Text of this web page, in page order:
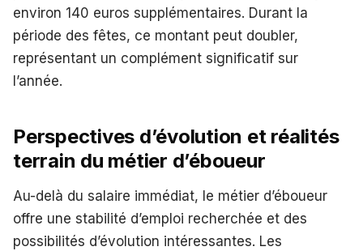
environ 140 euros supplémentaires. Durant la
période des fêtes, ce montant peut doubler,
représentant un complément significatif sur
l’année.
Perspectives d’évolution et réalités
terrain du métier d’éboueur
Au-delà du salaire immédiat, le métier d’éboueur
offre une stabilité d’emploi recherchée et des
possibilités d’évolution intéressantes. Les